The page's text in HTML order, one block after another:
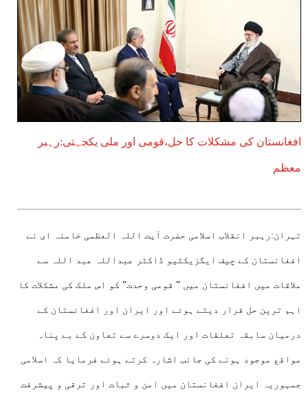
افغانستان کی مشکلات کا حل،قومی اور ملی یکجہتی:رہبر
معظم
تہران:رہبر انقلاب اسلامی حضرت آیت اللہ العظمی خامنہ ای نے
افغانستان کے چیف ایگزیکٹیو ڈاکٹر عبداللہ عبد اللہ سے
ملاقات میں افغانستان میں ” قومی وحدت” کو اس ملک کی مشکلات کا
اہم ترین حل قرار دیتے ہوئے اور ایران اور افغانستان کے
درمیان سابقہ تعلقات اور ایک دوسرے سے تعاون کے بے پناہ
مواقع موجود ہونے کی جانب اشارہ کرتے ہوئے فرمایا کہ اسلامی
جمہوریہ ایران افغانستان میں امن و ثبات اور ترقی و پیشرفت